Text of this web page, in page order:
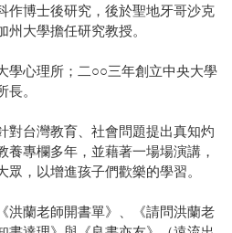
作博士後研究，後於聖地牙哥沙克
大學擔任研究教授。
學心理所；二○○三年創立中央大學
。
對台灣教育、社會問題提出真知灼
養專欄多年，並藉著一場場演講，
，以增進孩子們歡樂的學習。
洪蘭老師開書單》、《請問洪蘭老